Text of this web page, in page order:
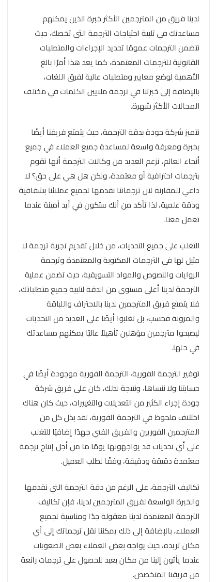
لدينا فريق من المترجمين الأكثر خبرة الذين يمكنهم
مساعدتك في تلبية احتياجات الترجمة التى تخصك، حيث
تتضمن الترجمات عمومًا تحديد الإجراءات والمتطلبات
القانونية للترجمات المعتمدة، كما يعد هذا أمرًا بالغ
الأهمية لوضع معايير ومتطلبات عالية لفرق اللغات،
بالإضافة إلى خبرتنا في ترجمة ملايين الكلمات في مختلف
المجالات الأكثر شهرة.
تتميز شركة جودة بدقة الترجمة، حيث يتمتع فريقنا أيضًا
بخبرة ومعرفة واسعة لمساعدة جميع العملاء في جميع
أنحاء العالم، تزعم العديد من وكالات الترجمة أنها تقوم
بترجمات احترافية أو معتمدة، ولكن هل هي على حق؟ لا
داعي للمقارنة لان ترجماتنا نقدمها لجميع عملائنا بشفافية
ودقة علمية، لذا تأكد من أنك ستكون في أيد أمينة عندما
تعمل معنا.
التغلب على جميع التحديات، من خلال تقديم تجربة ترجمة لا
مثيل لها في الترجمات المكتوبة والمعتمدة وترجمة
الروايات والنصوص والمواد التسويقية، حيث تضمن عملية
الترجمة لدينا أعلى مستوى من الدقة لتلبية جميع متطلباتك،
فلا يتمتع فريق المترجمين لدينا بالاحتراف واللباقة
والمرونة فحسب، بل تغلبوا أيضًا على العديد من التحديات
ليصبحوا مترجمين مؤهلين تأهيلاً عاليًا يمكنهم مساعدتك
في حلها.
توفير الترجمة الفورية، الترجمة الفورية موجودة أيضًا في
حسابتنا ولا ننساها، ونتيجة لذلك، كان على فريق شركة
جودة إجراء الكثير من التعديلات والتغييرات، حيث كان هناك
اختلاف ملحوظ في الترجمة الفورية، لقد بذل كل من
المترجمين الفوريين والفريق الفني جهدًا إضافيًا للتغلب
على أي تحديات قد يواجهونها يومًا ما من أجل إنتاج ترجمة
معتمدة دقيقة ودقيقة، وفقًا لطلب العميل.
تكاليف الترجمة، على الرغم من دقة الترجمة التي نقدمها
والخبرة الواسعة لفريق المترجمين لدينا، فإن تكاليف
الترجمة المعتمدة لدينا معقولة جدًا ومناسبة لجميع
العملاء، بالإضافة إلى ذلك يمكننا نقل ترجماتك إلى أي
مكان تريده، حيث يواجه بعض العملاء بعض الصعوبات
عندما يأتون إلينا من مكان بعيد للحصول على ترجمات رائعة
من فريقنا المتخصص.